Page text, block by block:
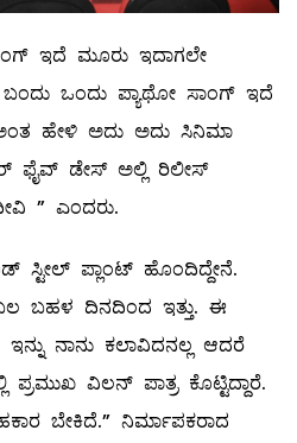
ಇದೆ ಮೂರು ಇದಾಗಲೇ
ಬಂದು ಒಂದು ಪ್ಯಾಥೋ ಸಾಂಗ್ ಇದೆ
ಹೇಳಿ ಅದು ಅದು ಸಿನಿಮಾ
ಫೈವ್ ಡೇಸ್ ಅಲ್ಲಿ ರಿಲೀಸ್
” ಎಂದರು.
ಸ್ಟೀಲ್ ಪ್ಲಾಂಟ್ ಹೊಂದಿದ್ದೇನೆ.
ಬಹಳ ದಿನದಿಂದ ಇತ್ತು. ಈ
ನಾನು ಕಲಾವಿದನಲ್ಲ ಆದರೆ
ವಿಲನ್ ಪಾತ್ರ ಕೊಟ್ಟಿದ್ದಾರೆ.
ಬೇಕಿದೆ.” ನಿರ್ಮಾಪಕರಾದ